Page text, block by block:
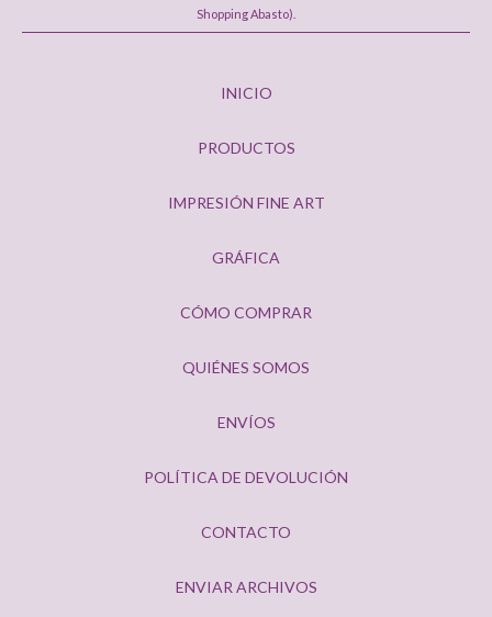
Shopping Abasto).
INICIO
PRODUCTOS
IMPRESIÓN FINE ART
GRÁFICA
CÓMO COMPRAR
QUIÉNES SOMOS
ENVÍOS
POLÍTICA DE DEVOLUCIÓN
CONTACTO
ENVIAR ARCHIVOS